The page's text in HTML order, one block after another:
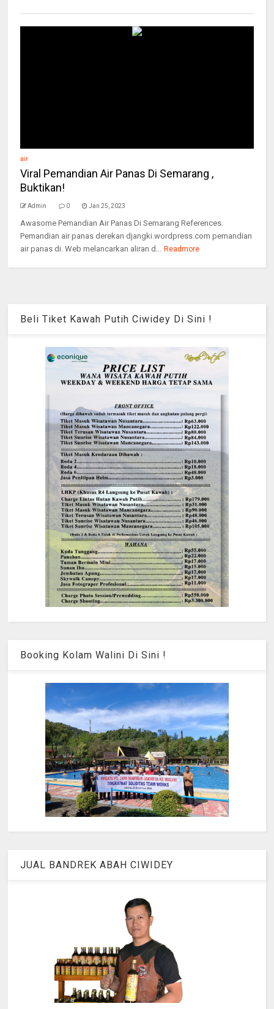
air
Viral Pemandian Air Panas Di Semarang ,
Buktikan!
Admin 0 Jan 25, 2023
Awasome Pemandian Air Panas Di Semarang References.
Pemandian air panas derekan djangki.wordpress.com pemandian
air panas di. Web melancarkan aliran d... Readmore
Beli Tiket Kawah Putih Ciwidey Di Sini !
Booking Kolam Walini Di Sini !
JUAL BANDREK ABAH CIWIDEY